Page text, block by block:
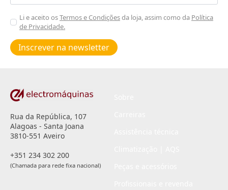
Aceitar
Poiticas
de
privacidade
Li e aceito osTermos e Condiçõesda loja, assim como da Política
de Privacidade.
Inscrever na newsletter
Rua da República, 107
Alagoas - Santa Joana
3810-551 Aveiro
+351 234 302 200
(Chamada para rede fixa nacional)